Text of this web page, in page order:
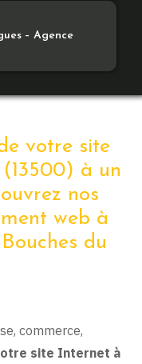
– Agence
votre site
à un
nos
web à
du
commerce,
site Internet à